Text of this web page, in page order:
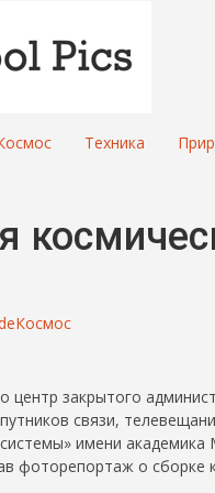
Техника
Космос
закрытого
связи,
имени
фоторепортаж о